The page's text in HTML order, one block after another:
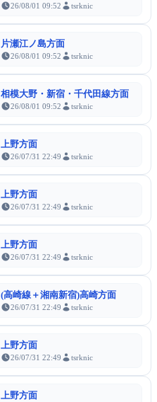
26/08/01 09:52 tsrknic
片瀬江ノ島方面
26/08/01 09:52 tsrknic
相模大野・新宿・千代田線方面
26/08/01 09:52 tsrknic
上野方面
26/07/31 22:49 tsrknic
上野方面
26/07/31 22:49 tsrknic
上野方面
26/07/31 22:49 tsrknic
(高崎線＋湘南新宿)高崎方面
26/07/31 22:49 tsrknic
上野方面
26/07/31 22:49 tsrknic
上野方面